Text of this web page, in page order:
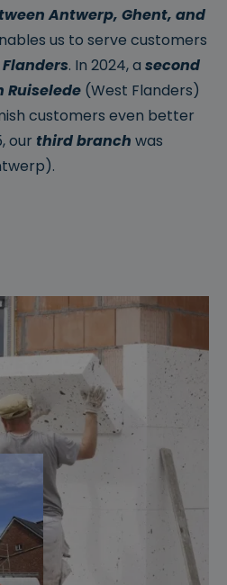
Antwerp, Ghent, and
us to serve customers
. In 2024, a second
Ruiselede (West Flanders)
customers even better
our third branch was